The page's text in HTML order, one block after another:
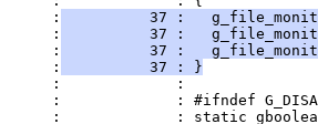
:
37 :
:
37 :
:
37 :
:
          37 : }
:             :
:             : #ifndef
:             : static